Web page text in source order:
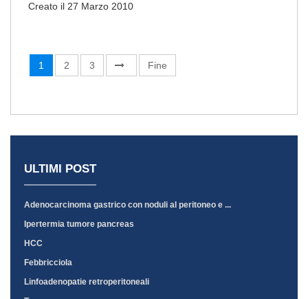
Creato il 27 Marzo 2010
1 2 3 Fine
ULTIMI POST
Adenocarcinoma gastrico con noduli al peritoneo e ...
Ipertermia tumore pancreas
HCC
Febbricciola
Linfoadenopatie retroperitoneali